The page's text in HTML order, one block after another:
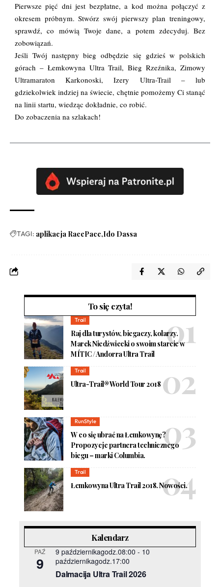
Pierwsze pięć dni jest bezpłatne, a kod można połączyć z
okresem próbnym. Stwórz swój pierwszy plan treningowy,
sprawdź, co mówią Twoje dane, a potem zdecyduj. Bez
zobowiązań.
Jeśli Twój następny bieg odbędzie się gdzieś w polskich
górach – Łemkowyna Ultra Trail, Bieg Rzeźnika, Zimowy
Ultramaraton Karkonoski, Izery Ultra-Trail – lub
gdziekolwiek indziej na świecie, chętnie pomożemy Ci stanąć
na linii startu, wiedząc dokładnie, co robić.
Do zobaczenia na szlakach!
TAGI: aplikacja RacePace Ido Dassa
To się czyta!
Trail
Raj dla turystów, biegaczy, kolarzy.
Marek Niedźwiecki o swoim starcie w
MÍTIC / Andorra Ultra Trail
Trail
Ultra-Trail® World Tour 2018
RunStyle
W co się ubrać na Łemkowynę?
Propozycje partnera technicznego
biegu – marki Columbia.
Trail
Łemkowyna Ultra Trail 2018. Nowości.
Kalendarz
PAŹ
9
9 październikagodz.08:00 - 10
październikagodz.17:00
Dalmacija Ultra Trail 2026